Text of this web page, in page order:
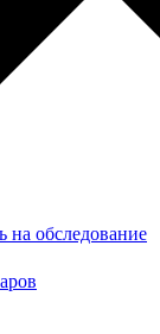
на обследование